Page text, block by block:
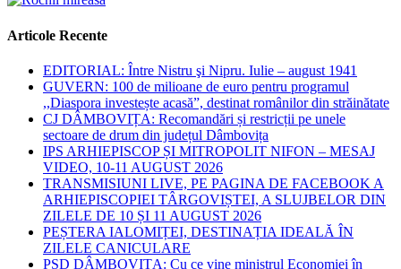
Articole Recente
EDITORIAL: Între Nistru şi Nipru. Iulie – august 1941
GUVERN: 100 de milioane de euro pentru programul
,,Diaspora investește acasă”, destinat românilor din străinătate
CJ DÂMBOVIȚA: Recomandări și restricții pe unele
sectoare de drum din județul Dâmbovița
IPS ARHIEPISCOP ȘI MITROPOLIT NIFON – MESAJ
VIDEO, 10-11 AUGUST 2026
TRANSMISIUNI LIVE, PE PAGINA DE FACEBOOK A
ARHIEPISCOPIEI TÂRGOVIȘTEI, A SLUJBELOR DIN
ZILELE DE 10 ȘI 11 AUGUST 2026
PEȘTERA IALOMIȚEI, DESTINAȚIA IDEALĂ ÎN
ZILELE CANICULARE
PSD DÂMBOVIȚA: Cu ce vine ministrul Economiei în